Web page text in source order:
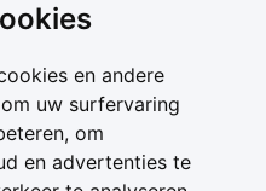
en andere
uw surfervaring
om
en advertenties te